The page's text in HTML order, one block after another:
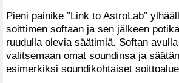
Pieni painike ”Link to AstroLab”
soittimen softaan ja sen jälkeen
ruudulla olevia säätimiä. Softan
valitsemaan omat soundinsa ja
esimerkiksi soundikohtaiset